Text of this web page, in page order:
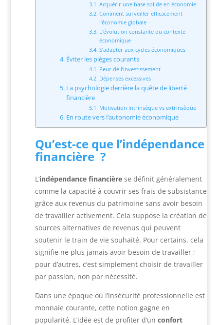
Acquérir une base solide en économie
Comment surveiller efficacement
l’économie globale
L’évolution constante du contexte
économique
S’adapter aux cycles économiques
Éviter les pièges courants
Peur de l’investissement
Dépenses excessives
La psychologie derrière la quête de liberté
financière
Motivation intrinsèque vs extrinsèque
En route vers l’autonomie économique
Qu’est-ce que l’indépendance
financière ?
L’indépendance financière se définit généralement
comme la capacité à couvrir ses frais de subsistance
grâce aux revenus du patrimoine sans avoir besoin
de travailler activement. Cela suppose la création de
sources alternatives de revenus qui peuvent
soutenir le train de vie souhaité. Pour certains, cela
signifie ne plus jamais avoir besoin de travailler ;
pour d’autres, c’est simplement choisir de travailler
par passion, non par nécessité.
Dans une époque où l’insécurité professionnelle est
monnaie courante, cette notion gagne en
popularité. L’idée est de profiter d’unconfort